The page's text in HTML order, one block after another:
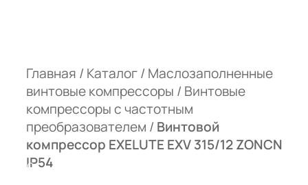
Главная / Каталог/ Маслозаполненные
винтовые компрессоры / Винтовые
компрессоры с частотным
преобразователем / Винтовой
компрессор EXELUTE EXV 315/12 ZONCN
IP54
С